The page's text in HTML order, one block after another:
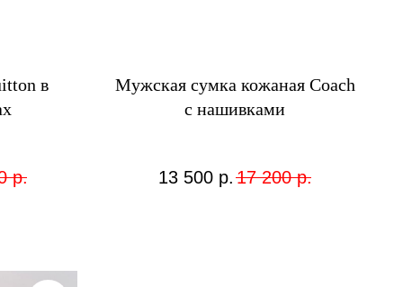
в
р.
Мужская сумка кожаная Coach
с нашивками
13 500 р. 17 200 р.